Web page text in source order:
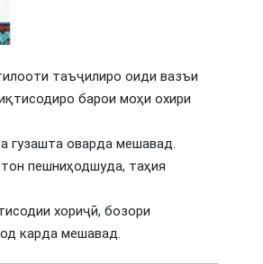
таъҷилиро оиди вазъи
барои моҳи охири
гузашта оварда мешавад.
пешниҳодшуда, таҳия
хориҷӣ, бозори
карда мешавад.